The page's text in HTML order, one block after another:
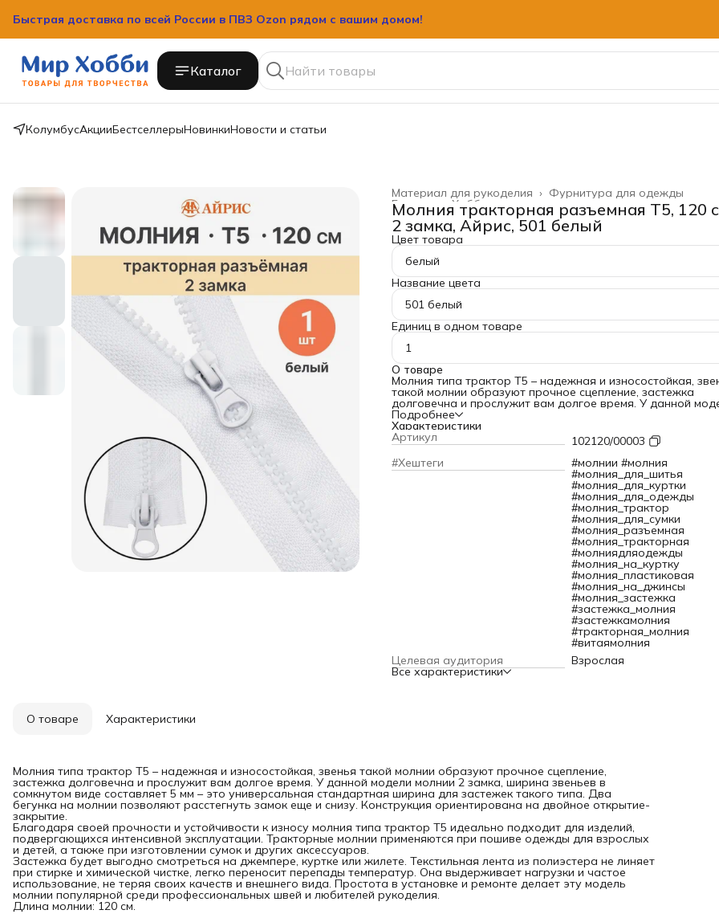
Быстрая доставка по всей России в ПВЗ Ozon рядом с вашим домом!
Каталог
КолумбусАкцииБестселлерыНовинкиНовости и статьи
Фурнитура для одежды
Материал для рукоделия ›
Хобби и творчество ›
Главная ›
Молния тракторная разъемная Т5, 120
2 замка, Айрис, 501 белый
Цвет товара
белый
Название цвета
501 белый
Единиц в одном товаре
1
О товаре
Молния типа трактор Т5 – надежная и износостойкая,
такой молнии образуют прочное сцепление, застежка
долговечна и прослужит вам долгое время. У данной
молнии 2 замка, ширина звеньев в сомкнутом виде
5 мм – это универсальная стандартная ширина для
такого типа. Два бегунка на молнии позволяют
замок еще и снизу. Конструкция ориентирована на двойное
открытие-закрытие.
Благодаря своей прочности и устойчивости к износу
типа трактор Т5 идеально подходит для изделий,
подвергающихся интенсивной эксплуатации. Тракторные
молнии применяются при пошиве одежды для взрослых и
детей, а также при изготовлении сумок и других
Застежка будет выгодно смотреться на джемпере, куртке
жилете. Текстильная лента из полиэстера не линяет при
стирке и химической чистке, легко переносит перепады
температур. Она выдерживает нагрузки и частое
использование, не теряя своих качеств и внешнего вида.
Простота в установке и ремонте делает эту модель молнии
популярной среди профессиональных швей и любителей
Подробнее
Характеристики
Артикул
102120/00003
#Хештеги
#молнии #молния
#молния_для_шитья
#молния_для_куртки
#молния_для_одежды
#молния_трактор
#молния_для_сумки
#молния_разъемная
#молния_тракторная
#молниядляодежды
#молния_на_куртку
#молния_пластиковая
#молния_на_джинсы
#молния_застежка
#застежка_молния
#застежкамолния
#тракторная_молния
#витаямолния
Целевая аудитория
Взрослая
Все характеристики
О товаре Характеристики
Молния типа трактор Т5 – надежная и износостойкая, звенья такой молнии образуют прочное сцепление,
застежка долговечна и прослужит вам долгое время. У данной модели молнии 2 замка, ширина звеньев в
сомкнутом виде составляет 5 мм – это универсальная стандартная ширина для застежек такого типа. Два
бегунка на молнии позволяют расстегнуть замок еще и снизу. Конструкция ориентирована на двойное открытие-
закрытие.
Благодаря своей прочности и устойчивости к износу молния типа трактор Т5 идеально подходит для изделий,
подвергающихся интенсивной эксплуатации. Тракторные молнии применяются при пошиве одежды для взрослых
и детей, а также при изготовлении сумок и других аксессуаров.
Застежка будет выгодно смотреться на джемпере, куртке или жилете. Текстильная лента из полиэстера не линяет
при стирке и химической чистке, легко переносит перепады температур. Она выдерживает нагрузки и частое
использование, не теряя своих качеств и внешнего вида. Простота в установке и ремонте делает эту модель
молнии популярной среди профессиональных швей и любителей рукоделия.
Длина молнии: 120 см.